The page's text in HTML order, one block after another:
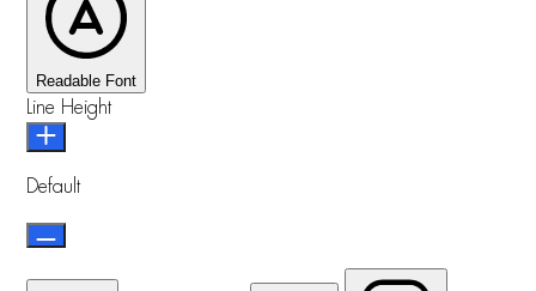
Readable Font
Line Height
Default